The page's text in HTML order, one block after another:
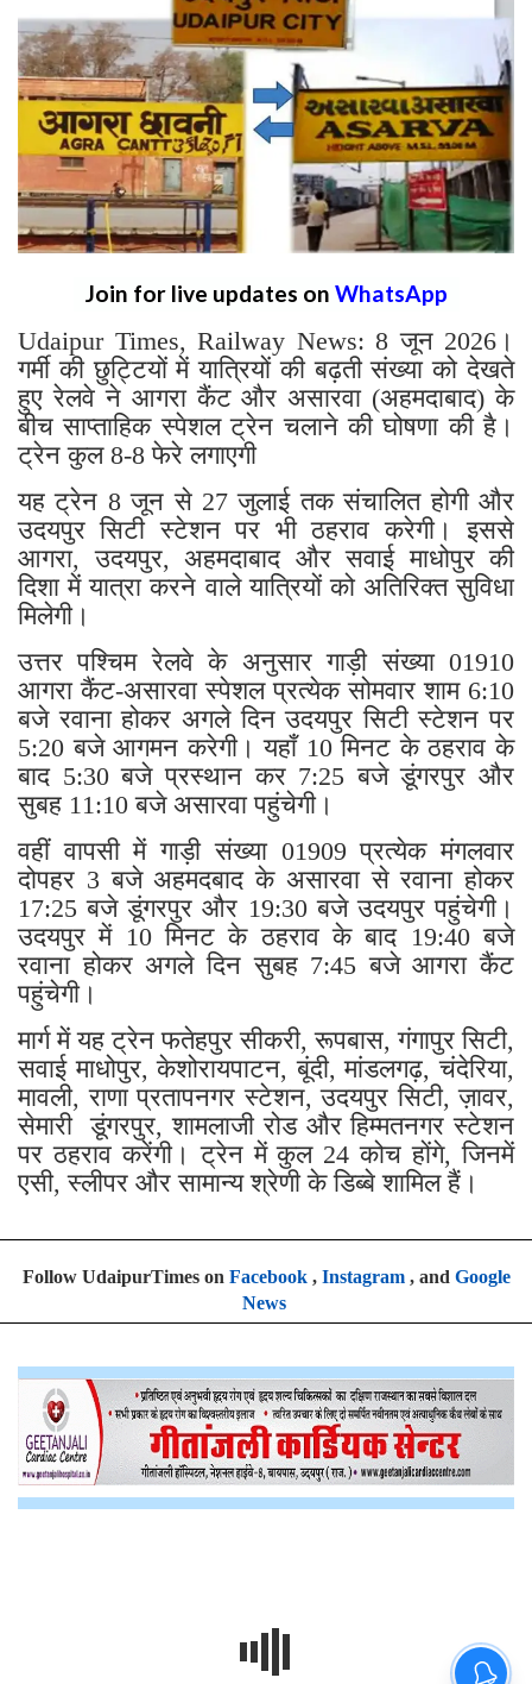
Join for live updates on WhatsApp
Udaipur Times, Railway News: 8 जून 2026।
गर्मी की छुट्टियों में यात्रियों की बढ़ती संख्या को देखते
हुए रेलवे ने आगरा कैंट और असारवा (अहमदाबाद) के
बीच साप्ताहिक स्पेशल ट्रेन चलाने की घोषणा की है।
ट्रेन कुल 8-8 फेरे लगाएगी
यह ट्रेन 8 जून से 27 जुलाई तक संचालित होगी और
उदयपुर सिटी स्टेशन पर भी ठहराव करेगी। इससे
आगरा, उदयपुर, अहमदाबाद और सवाई माधोपुर की
दिशा में यात्रा करने वाले यात्रियों को अतिरिक्त सुविधा
मिलेगी।
उत्तर पश्चिम रेलवे के अनुसार गाड़ी संख्या 01910
आगरा कैंट-असारवा स्पेशल प्रत्येक सोमवार शाम 6:10
बजे रवाना होकर अगले दिन उदयपुर सिटी स्टेशन पर
5:20 बजे आगमन करेगी। यहाँ 10 मिनट के ठहराव के
बाद 5:30 बजे प्रस्थान कर 7:25 बजे डूंगरपुर और
सुबह 11:10 बजे असारवा पहुंचेगी।
वहीं वापसी में गाड़ी संख्या 01909 प्रत्येक मंगलवार
दोपहर 3 बजे अहमदबाद के असारवा से रवाना होकर
17:25 बजे डूंगरपुर और 19:30 बजे उदयपुर पहुंचेगी।
उदयपुर में 10 मिनट के ठहराव के बाद 19:40 बजे
रवाना होकर अगले दिन सुबह 7:45 बजे आगरा कैंट
पहुंचेगी।
मार्ग में यह ट्रेन फतेहपुर सीकरी, रूपबास, गंगापुर सिटी,
सवाई माधोपुर, केशोरायपाटन, बूंदी, मांडलगढ़, चंदेरिया,
मावली, राणा प्रतापनगर स्टेशन, उदयपुर सिटी, ज़ावर,
सेमारी डूंगरपुर, शामलाजी रोड और हिम्मतनगर स्टेशन
पर ठहराव करेंगी। ट्रेन में कुल 24 कोच होंगे, जिनमें
एसी, स्लीपर और सामान्य श्रेणी के डिब्बे शामिल हैं।
Follow UdaipurTimes on Facebook, Instagram, and Google
News